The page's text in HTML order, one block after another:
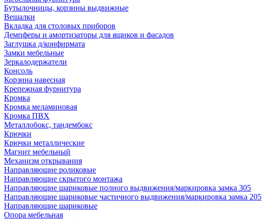
Бутылочницы, корзины выдвижные
Вешалки
Вкладка для столовых приборов
Демпферы и амортизаторы для ящиков и фасадов
Заглушка д/конфирмата
Замки мебельные
Зеркалодержатели
Консоль
Корзина навесная
Крепежная фурнитура
Кромка
Кромка меламиновая
Кромка ПВХ
Металлобокс, тандембокс
Крючки
Крючки металлические
Магнит мебельный
Механизм открывания
Направляющие роликовые
Направляющие скрытого монтажа
Направляющие шариковые полного выдвижения/маркировка замка 305
Направляющие шариковые частичного выдвижения/маркировка замка 205
Направляющие шариковые
Опора мебельная